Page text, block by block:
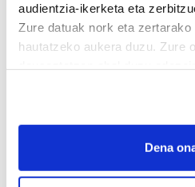
audientzia-ikerketa eta
Zure datuak nork eta zertarako
hautatzeko aukera duzu. Zure
If you allow, we would also like
Collect information
Dena